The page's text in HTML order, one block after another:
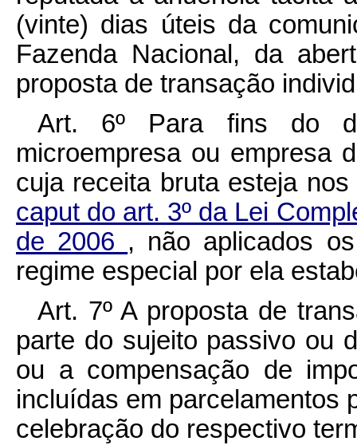
(vinte) dias úteis da
Fazenda Nacional, da
proposta de transação
Art. 6º Para fins do
microempresa ou empresa
cuja receita bruta esteja
caput do art. 3º da Lei
de 2006 , não aplicados
regime especial por ela
Art. 7º A proposta de
parte do sujeito passivo ou
ou a compensação de
incluídas em parcelamentos
celebração do respectivo